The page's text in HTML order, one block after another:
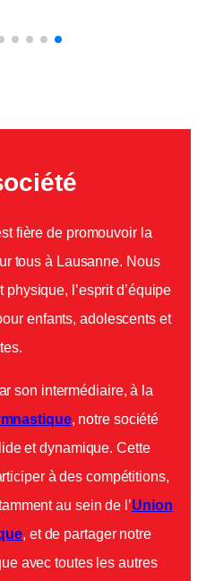
fière de promouvoir la
tous à Lausanne. Nous
l’esprit d’équipe
enfants, adolescents et
son intermédiaire, à la
, notre société
et dynamique. Cette
à des compétitions,
au sein de l’Union
, et de partager notre
avec toutes les autres